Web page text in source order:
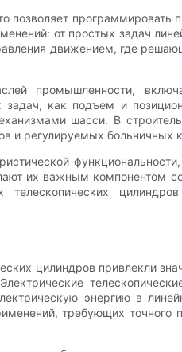
позволяет программировать
от простых задач
движением, где
промышленности,
как подъем и
шасси. В
и регулируемых больничных
функциональности,
их важным компонентом
телескопических
цилиндров привлекли
энергию в
требующих точного